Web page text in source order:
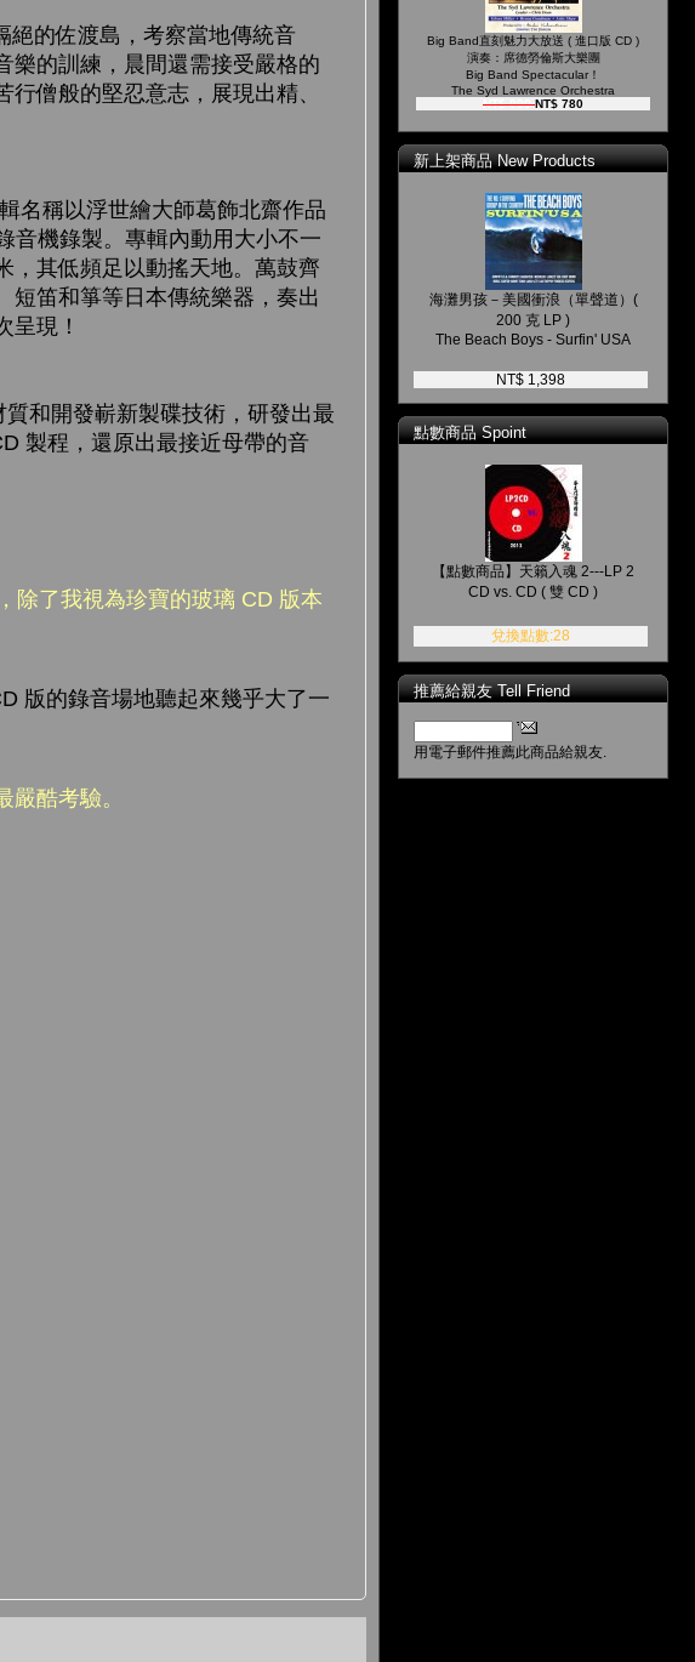
的佐渡島，考察當地傳統音
樂的訓練，晨間還需接受嚴格的
僧般的堅忍意志，展現出精、
名稱以浮世繪大師葛飾北齋作品
音機錄製。專輯內動用大小不一
，其低頻足以動搖天地。萬鼓齊
短笛和箏等日本傳統樂器，奏出
呈現！
和開發嶄新製碟技術，研發出最
製程，還原出最接近母帶的音
除了我視為珍寶的玻璃 CD 版本
版的錄音場地聽起來幾乎大了一
酷考驗。
Big Band直刻魅力大放送 ( 進口版 CD )
演奏：席德勞倫斯大樂團
Big Band Spectacular！
The Syd Lawrence Orchestra
NT$ 900NT$ 780
新上架商品 New Products
海灘男孩－美國衝浪（單聲道）(
200 克 LP )
The Beach Boys - Surfin' USA
NT$ 1,398
點數商品 Spoint
【點數商品】天籟入魂 2---LP 2
CD vs. CD ( 雙 CD )
兌換點數:28
推薦給親友 Tell Friend
用電子郵件推薦此商品給親友.